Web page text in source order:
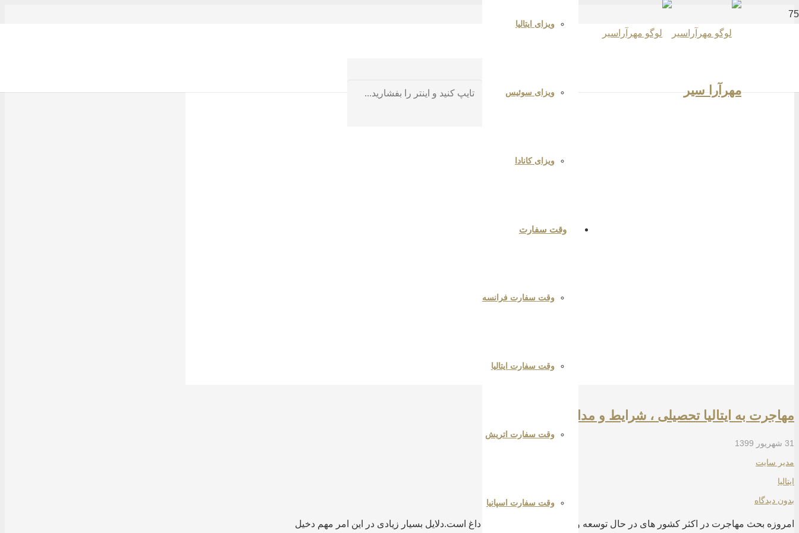
مهرآرا سیر
ویزای ایتالیا
ویزای سوئیس
ویزای کانادا
وقت سفارت
وقت سفارت فرانسه
وقت سفارت ایتالیا
وقت سفارت اتریش
وقت سفارت اسپانیا
مهاجرت به ایتالیا تحصیلی ، شرایط و مدارک لازم
31 شهریور 1399
مدیر سایت
ایتالیا
بدون دیدگاه
امروزه بحث مهاجرت در اکثر کشور های در حال توسعه و جهان سوم بیش از پیش داغ است.دلایل بسیار زیادی در این امر مهم دخیل